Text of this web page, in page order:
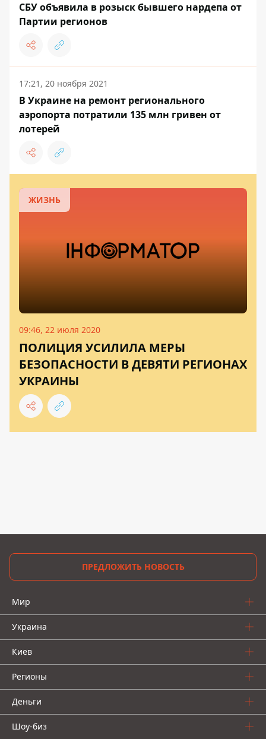
СБУ объявила в розыск бывшего нардепа от
Партии регионов
17:21, 20 ноября 2021
В Украине на ремонт регионального
аэропорта потратили 135 млн гривен от
лотерей
ЖИЗНЬ
09:46, 22 июля 2020
ПОЛИЦИЯ УСИЛИЛА МЕРЫ
БЕЗОПАСНОСТИ В ДЕВЯТИ РЕГИОНАХ
УКРАИНЫ
ПРЕДЛОЖИТЬ НОВОСТЬ
Мир
Украина
Киев
Регионы
Деньги
Шоу-биз